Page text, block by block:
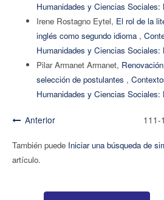
Humanidades y Ciencias Sociales:
Irene Rostagno Eytel, El rol de la
inglés como segundo idioma ,
Humanidades y Ciencias Sociales:
Pilar Armanet Armanet,
selección de postulantes ,
Humanidades y Ciencias Sociales:
Anterior 111-
También puede Iniciar una búsqueda de
artículo.